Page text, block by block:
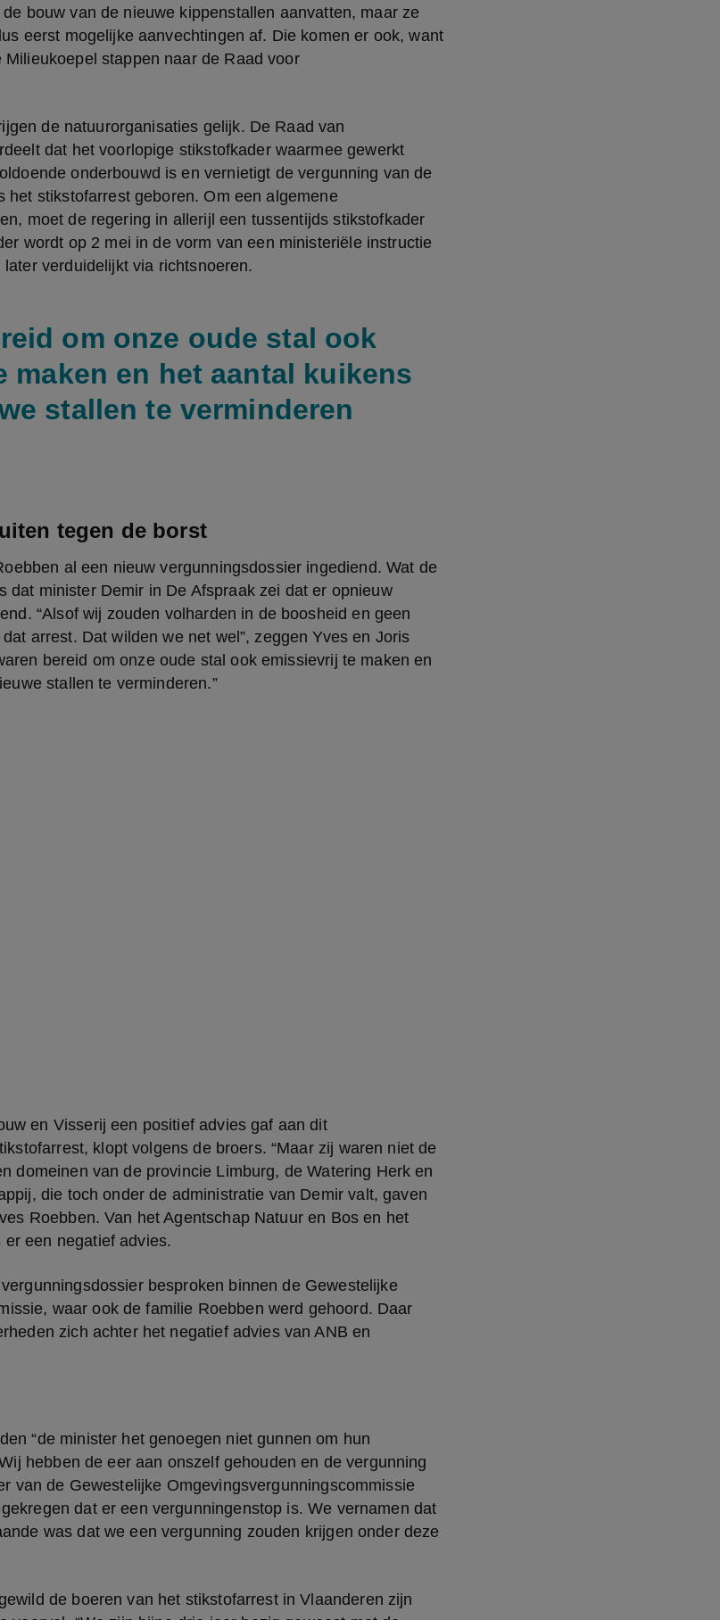
bouw van de nieuwe kippenstallen aanvatten, maar ze
eerst mogelijke aanvechtingen af. Die komen er ook, want
stappen naar de Raad voor
de natuurorganisaties gelijk. De Raad van
dat het voorlopige stikstofkader waarmee gewerkt
onderbouwd is en vernietigt de vergunning van de
het stikstofarrest geboren. Om een algemene
moet de regering in allerijl een tussentijds stikstofkader
wordt op 2 mei in de vorm van een ministeriële instructie
verduidelijkt via richtsnoeren.
om onze oude stal ook
maken en het aantal kuikens
stallen te verminderen
tegen de borst
al een nieuw vergunningsdossier ingediend. Wat de
dat minister Demir in De Afspraak zei dat er opnieuw
“Alsof wij zouden volharden in de boosheid en geen
arrest. Dat wilden we net wel”, zeggen Yves en Joris
bereid om onze oude stal ook emissievrij te maken en
stallen te verminderen.”
en Visserij een positief advies gaf aan dit
klopt volgens de broers. “Maar zij waren niet de
domeinen van de provincie Limburg, de Watering Herk en
die toch onder de administratie van Demir valt, gaven
Roebben. Van het Agentschap Natuur en Bos en het
een negatief advies.
besproken binnen de Gewestelijke
waar ook de familie Roebben werd gehoord. Daar
zich achter het negatief advies van ANB en
“de minister het genoegen niet gunnen om hun
hebben de eer aan onszelf gehouden en de vergunning
van de Gewestelijke Omgevingsvergunningscommissie
dat er een vergunningenstop is. We vernamen dat
was dat we een vergunning zouden krijgen onder deze
de boeren van het stikstofarrest in Vlaanderen zijn